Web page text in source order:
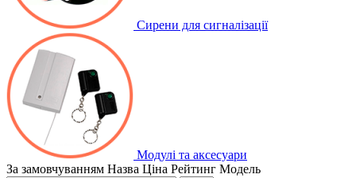
Сирени для сигналізації
Модулі та аксесуари
За замовчуванням Назва Ціна Рейтинг Модель